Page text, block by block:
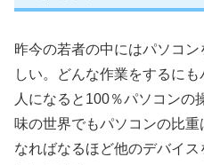
昨今の若者の中にはパソコ
しい。どんな作業をするに
人になると100％パソコンの
味の世界でもパソコンの比
なればなるほど他のデバイ